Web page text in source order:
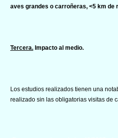
aves grandes o carroñeras, <5 km de
Tercera. Impacto al medio.
Los estudios realizados tienen una
realizado sin las obligatorias visitas de